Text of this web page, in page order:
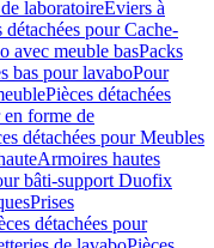
laboratoireÉviers à
détachées pour Cache-
avec meuble basPacks
bas pour lavaboPour
Pièces détachées
en forme de
détachées pour Meubles
Armoires hautes
bâti-support Duofix
Prises
détachées pour